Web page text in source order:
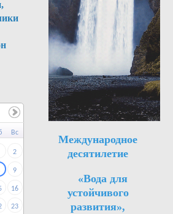
Вс
2
9
16
23
Международное
десятилетие
«Вода для
устойчивого
развития»,